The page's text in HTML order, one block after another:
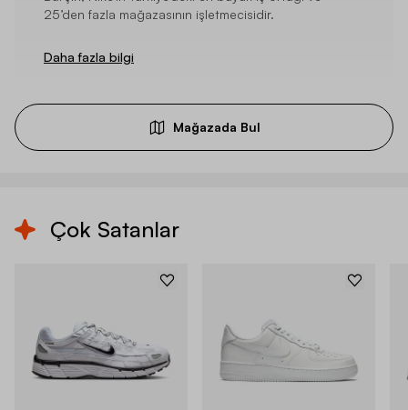
25’den fazla mağazasının işletmecisidir.
Daha fazla bilgi
Mağazada Bul
Çok Satanlar